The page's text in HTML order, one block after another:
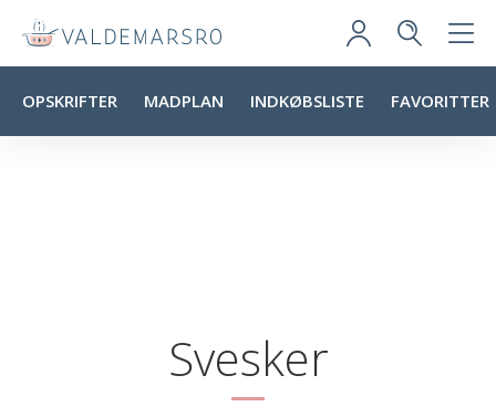
OPSKRIFTER MADPLAN INDKØBSLISTE FAVORITTER
Svesker